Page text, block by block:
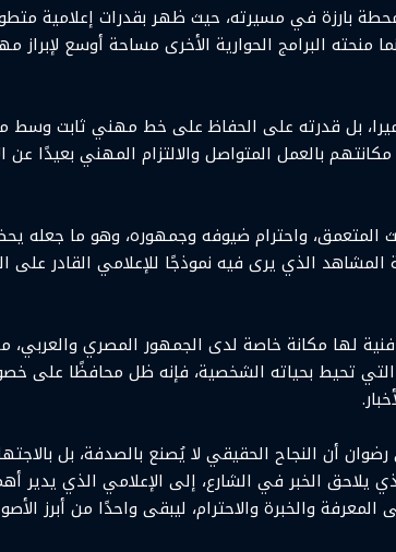
بارزة في مسيرته، حيث ظهر بقدرات إعلامية
منحته البرامج الحوارية الأخرى مساحة أوسع لإبراز
بل قدرته على الحفاظ على خط مهني ثابت وسط
بالعمل المتواصل والالتزام المهني بعيدًا عن
المتعمق، واحترام ضيوفه وجمهوره، وهو ما جعله
الذي يرى فيه نموذجًا للإعلامي القادر على
لها مكانة خاصة لدى الجمهور المصري والعربي،
التي تحيط بحياته الشخصية، فإنه ظل محافظًا على
أن النجاح الحقيقي لا يُصنع بالصدفة، بل
يلاحق الخبر في الشارع، إلى الإعلامي الذي يدير
والخبرة والاحترام، ليبقى واحدًا من أبرز